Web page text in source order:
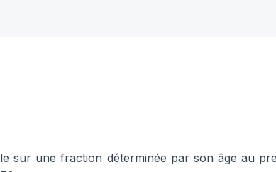
sur une fraction déterminée par son âge au